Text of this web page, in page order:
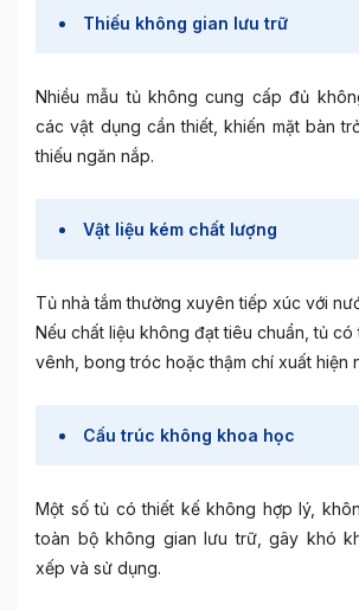
Thiếu không gian lưu trữ
Nhiều mẫu tủ không cung cấp đủ
các vật dụng cần thiết, khiến mặt bàn
thiếu ngăn nắp.
Vật liệu kém chất lượng
Tủ nhà tắm thường xuyên tiếp xúc với
Nếu chất liệu không đạt tiêu chuẩn, tủ
vênh, bong tróc hoặc thậm chí xuất hiện
Cấu trúc không khoa học
Một số tủ có thiết kế không hợp lý,
toàn bộ không gian lưu trữ, gây khó
xếp và sử dụng.